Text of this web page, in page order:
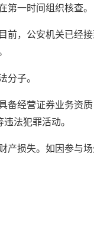
一时间组织核查。
，公安机关已经接
子。
备经营证券业务资
法犯罪活动。
产损失。如因参与